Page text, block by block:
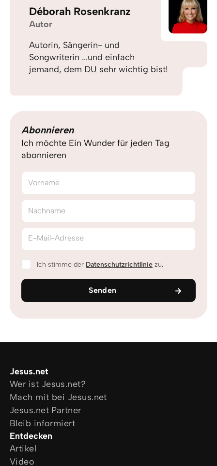
Déborah Rosenkranz
Autor
Autorin, Sängerin- und
Songwriterin ...und einfach
jemand, dem DU sehr wichtig bist!
Abonnieren
Ich möchte Ein Wunder für jeden Tag
abonnieren
Vorname
Nachname
E-Mail-Adresse
Ich stimme der Datenschutzrichtlinie zu.
Senden
Jesus.net
Wer ist Jesus.net?
Mach mit bei Jesus.net
Jesus.net Partner
Bleib informiert
Entdecken
Artikel
Video